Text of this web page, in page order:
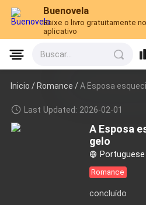
Buenovela
Baixe o livro gratuitamente no
aplicativo
Buscar...
Inicio /Romance /A Esposa
Last Updated: 2026-02-01
A Esposa
gelo
Portuguese
Romance
concluído